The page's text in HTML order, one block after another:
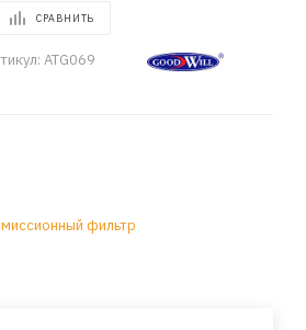
СРАВНИТЬ
ATG069
фильтр